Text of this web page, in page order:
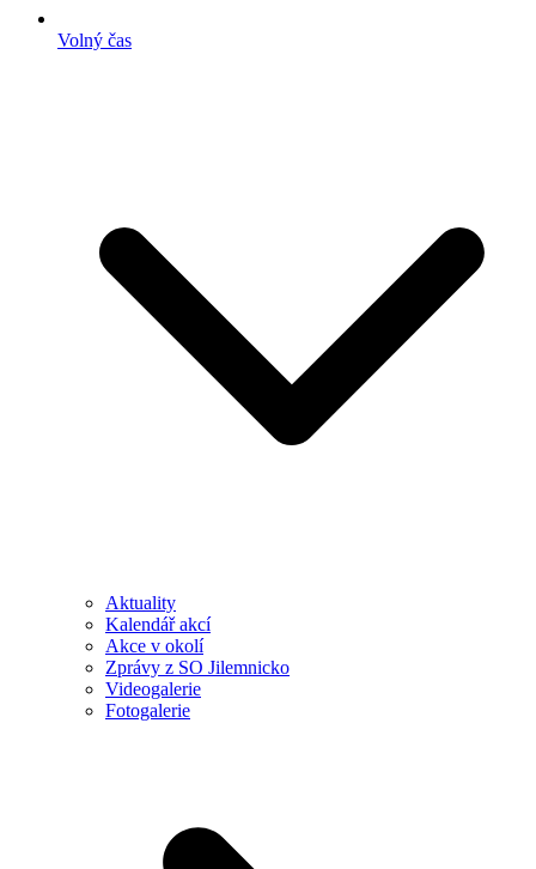
Volný čas
Aktuality
Kalendář akcí
Akce v okolí
Zprávy z SO Jilemnicko
Videogalerie
Fotogalerie